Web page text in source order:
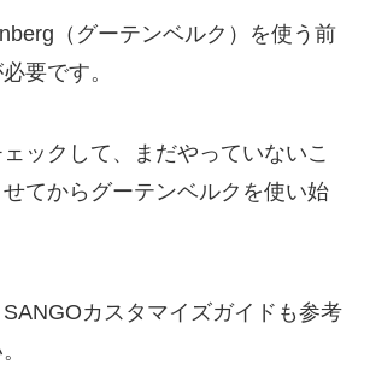
（グーテンベルク）を使う前
要です。
ックして、まだやっていないこ
てからグーテンベルクを使い始
カスタマイズガイドも参考